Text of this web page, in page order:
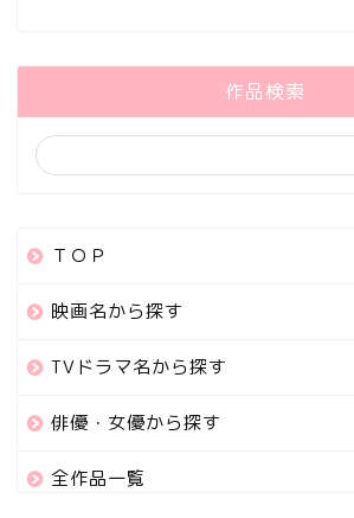
作品検索
ＴＯＰ
映画名から探す
TVドラマ名から探す
俳優・女優から探す
全作品一覧